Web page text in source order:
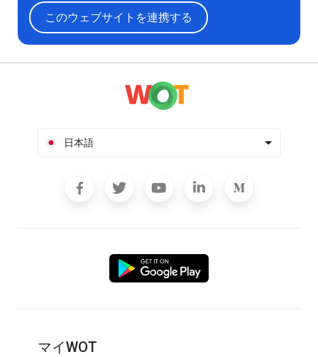
このウェブサイトを連携する
日本語
マイWOT